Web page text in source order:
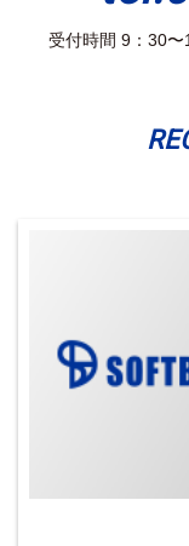
受付時間 9：30〜